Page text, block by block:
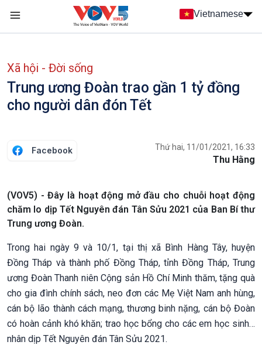
Nhảy đến nội dung
Vietnamese
Xã hội - Đời sống
Trung ương Đoàn trao gần 1 tỷ đồng
cho người dân đón Tết
Facebook Thứ hai, 11/01/2021, 16:33
Thu Hằng
(VOV5) - Đây là hoạt động mở đầu cho chuỗi hoạt động
chăm lo dịp Tết Nguyên đán Tân Sửu 2021 của Ban Bí thư
Trung ương Đoàn.
Trong hai ngày 9 và 10/1, tại thị xã Bình Hàng Tây, huyện
Đồng Tháp và thành phố Đồng Tháp, tỉnh Đồng Tháp, Trung
ương Đoàn Thanh niên Cộng sản Hồ Chí Minh thăm, tặng quà
cho gia đình chính sách, neo đơn các Mẹ Việt Nam anh hùng,
cán bộ lão thành cách mạng, thương binh nặng, cán bộ Đoàn
có hoàn cảnh khó khăn; trao học bổng cho các em học sinh…
nhân dịp Tết Nguyên đán Tân Sửu 2021.